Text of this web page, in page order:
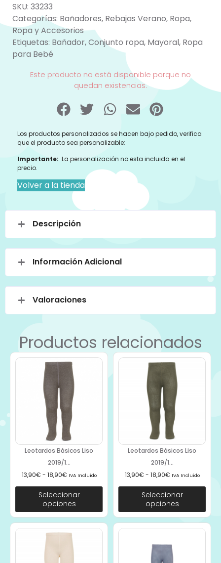
SKU: 33233
Categorías: Bañadores, Rebajas Verano, Ropa,
Ropa y Accesorios
Etiquetas: Bañador,Conjunto ropa, Mayoral, Ropa
para Bebé
Este producto no está disponible porque no
quedan existencias.
Los productos personalizados se hacen bajo pedido, verifica
que el producto sea personalizable:
Importante: La personalización no esta incluida en el
precio.
Volver a la tienda
Descripción
Información Adicional
Valoraciones
Productos relacionados
Leotardos Básicos Liso
2019/1...
13,90€ - 18,90€ IVA Incluido
Seleccionar
opciones
Leotardos Básicos Liso
2019/1...
13,90€ - 18,90€ IVA Incluido
Seleccionar
opciones